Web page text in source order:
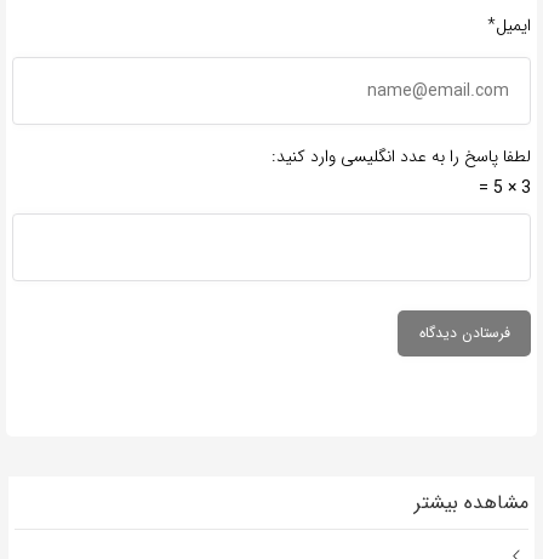
ایمیل*
لطفا پاسخ را به عدد انگلیسی وارد کنید:
3 × 5 =
مشاهده بیشتر